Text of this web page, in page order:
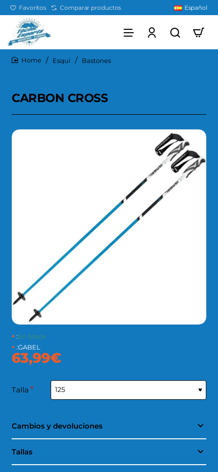
Favoritos Comparar productos Español
Esquí Bastones
CARBON CROSS
63,99€
:En Stock
:GABEL
Talla
Cambios y devoluciones
Tallas